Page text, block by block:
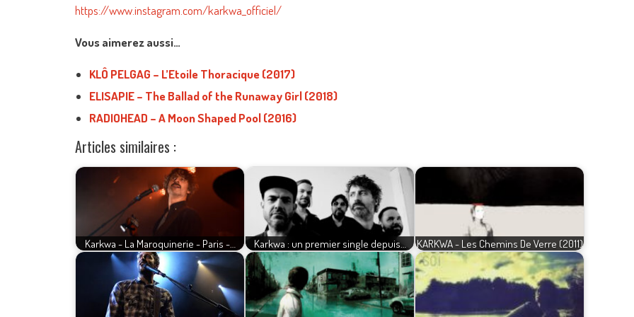
https://www.instagram.com/karkwa_officiel/
Vous aimerez aussi…
KLÔ PELGAG – L’Etoile Thoracique (2017)
ELISAPIE – The Ballad of the Runaway Girl (2018)
RADIOHEAD – A Moon Shaped Pool (2016)
Articles similaires :
Karkwa - La Maroquinerie - Paris -… Karkwa : un premier single depuis… KARKWA - Les Chemins De Verre (2011)